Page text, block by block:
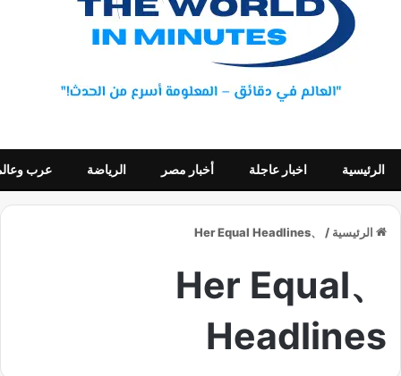
الرئيسية اخبار عاجلة أخبار مصر الرياضة عرب
الرئيسية /
、Her Equal Headlines
、Her Equal
Headlines